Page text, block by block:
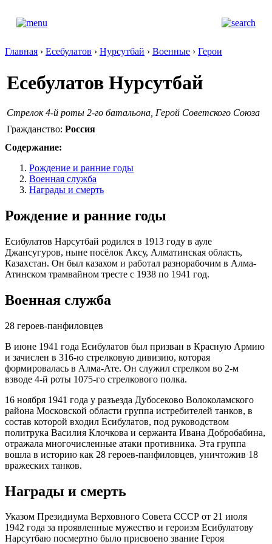
Главная › Есебулатов › Нурсутбай › Военные › Герои
Есебулатов Нурсутбай
Стрелок 4-й роты 2-го батальона, Герой Советского Союза
Гражданство: Россия
Содержание:
Рождение и ранние годы
Военная служба
Награды и смерть
Рождение и ранние годы
Есибулатов Нарсутбай родился в 1913 году в ауле
Джансугуров, ныне посёлок Аксу, Алматинская область,
Казахстан. Он был казахом и работал разнорабочим в Алма-
Атинском трамвайном тресте с 1938 по 1941 год.
Военная служба
28 героев-панфиловцев
В июне 1941 года Есибулатов был призван в Красную Армию
и зачислен в 316-ю стрелковую дивизию, которая
формировалась в Алма-Ате. Он служил стрелком во 2-м
взводе 4-й роты 1075-го стрелкового полка.
16 ноября 1941 года у разъезда Дубосеково Волоколамского
района Московской области группа истребителей танков, в
состав которой входил Есибулатов, под руководством
политрука Василия Клочкова и сержанта Ивана Добробабина,
отражала многочисленные атаки противника. Эта группа
вошла в историю как 28 героев-панфиловцев, уничтожив 18
вражеских танков.
Награды и смерть
Указом Президиума Верховного Совета СССР от 21 июля
1942 года за проявленные мужество и героизм Есибулатову
Нарсутбаю посмертно было присвоено звание Героя